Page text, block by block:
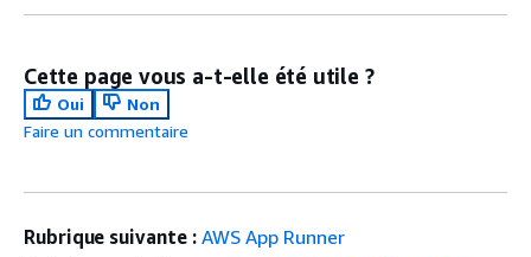
Cette page vous a-t-elle été utile ?
Oui
Non
Faire un commentaire
Rubrique suivante : AWS App Runner